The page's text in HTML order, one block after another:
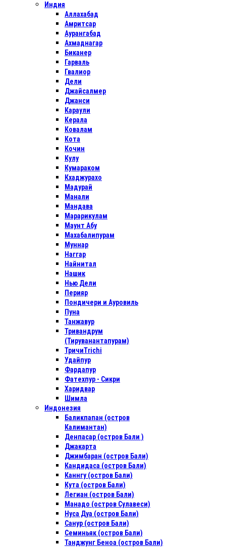
Индия
Аллахабад
Амритсар
Аурангабад
Ахмаднагар
Биканер
Гарваль
Гвалиор
Дели
Джайсалмер
Джанси
Караули
Керала
Ковалам
Кота
Кочин
Кулу
Кумараком
Кхаджурахо
Мадурай
Манали
Мандава
Марарикулам
Маунт Абу
Махабалипурам
Муннар
Наггар
Найнитал
Нашик
Нью Дели
Перияр
Пондичери и Ауровиль
Пуна
Танжавур
Тривандрум
(Тируванантапурам)
ТричиTrichi
Удайпур
Фардапур
Фатехпур - Сикри
Харидвар
Шимла
Индонезия
Баликпапан (остров
Калимантан)
Денпасар (остров Бали )
Джакарта
Джимбаран (остров Бали)
Кандидаса (остров Бали)
Каннгу (остров Бали)
Кута (остров Бали)
Легиан (остров Бали)
Манадо (остров Сулавеси)
Нуса Дуа (остров Бали)
Санур (остров Бали)
Семиньяк (остров Бали)
Танджунг Беноа (остров Бали)